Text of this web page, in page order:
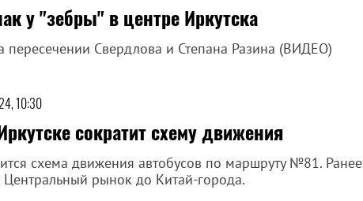
у "зебры" в центре Иркутска
пересечении Свердлова и Степана Разина (ВИДЕО)
10:30
сократит схему движения
схема движения автобусов по маршруту №81. Ранее
рынок до Китай-города.